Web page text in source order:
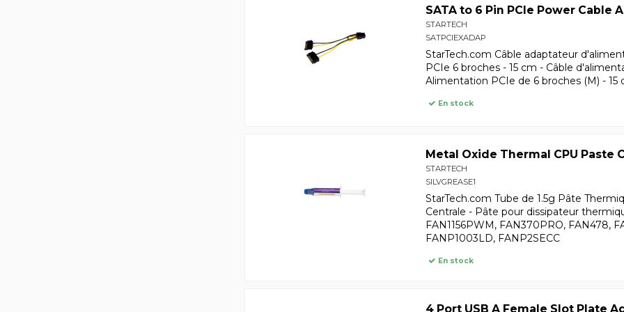
SATA to 6 Pin PCIe Power Cable
STARTECH
SATPCIEXADAP
StarTech.com Câble adaptateur
PCIe 6 broches - 15 cm - Câble
Alimentation PCIe de 6 broches (M) - 15
En stock
Metal Oxide Thermal CPU Paste
STARTECH
SILVGREASE1
StarTech.com Tube de 1.5g Pâte
Centrale - Pâte pour dissipateur
FAN1156PWM, FAN370PRO, FAN478,
FANP1003LD, FANP2SECC
En stock
4 Port USB A Female Slot Plate